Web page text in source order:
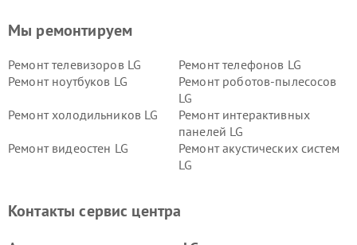
Мы ремонтируем
Ремонт телевизоров LG
Ремонт телефонов LG
Ремонт ноутбуков LG
Ремонт роботов-пылесосов
LG
Ремонт холодильников LG
Ремонт интерактивных
панелей LG
Ремонт видеостен LG
Ремонт акустических систем
LG
Ремонт морозильных камер
Ремонт вертикальных
Контакты сервис центра